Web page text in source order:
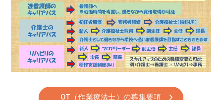
OT（作業療法士）の募集要項